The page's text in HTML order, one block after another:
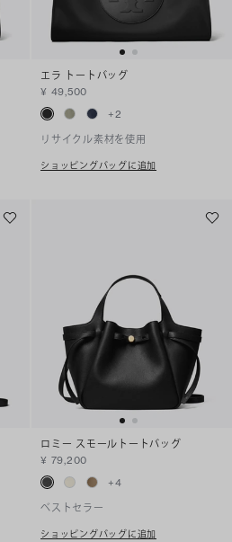
エラ トートバッグ
¥ 49,500
+2
リサイクル素材を使用
ショッピングバッグに追加
ロミー スモールトートバッグ
¥ 79,200
+4
ベストセラー
ショッピングバッグに追加